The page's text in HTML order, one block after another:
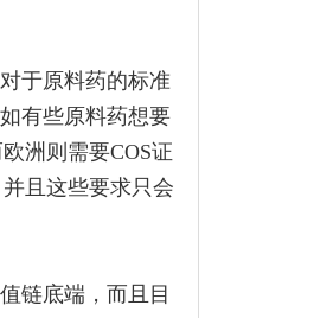
于原料药的标准
有些原料药想要
洲则需要COS证
且这些要求只会
链底端，而且目